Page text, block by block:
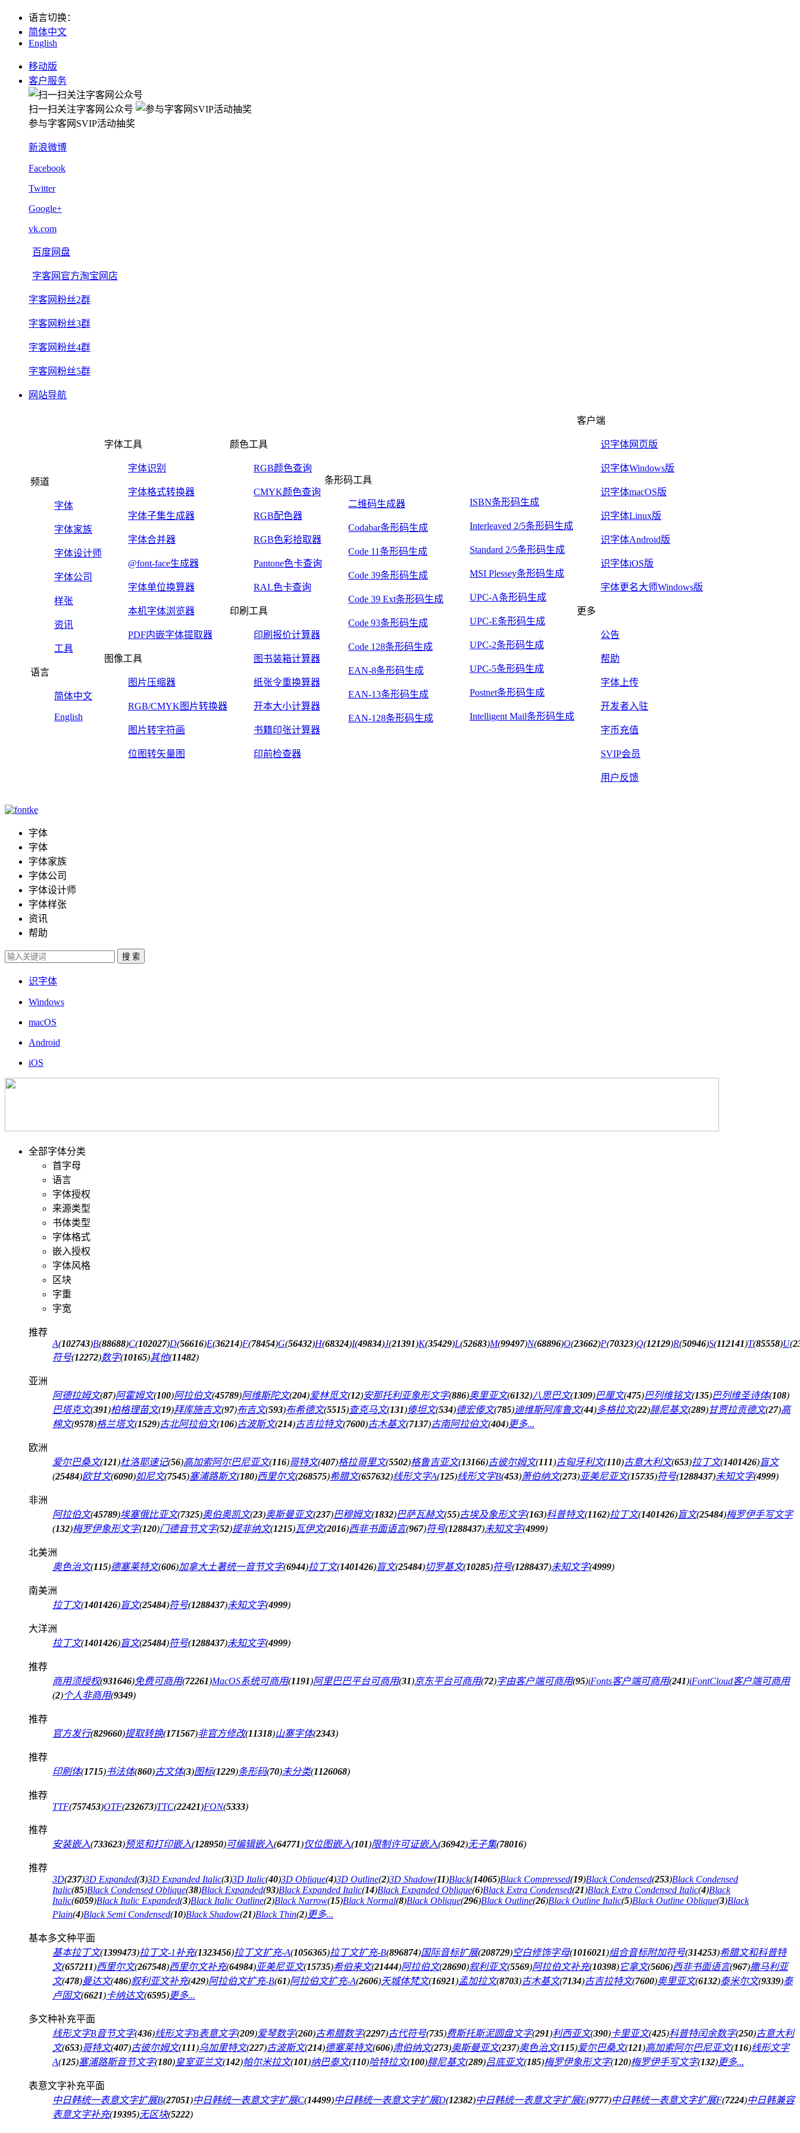
语言切换：
简体中文
English
移动版
客户服务
扫一扫关注字客网公众号
参与字客网SVIP活动抽奖
新浪微博
Facebook
Twitter
Google+
vk.com
百度网盘
字客网官方淘宝网店
字客网粉丝2群
字客网粉丝3群
字客网粉丝4群
字客网粉丝5群
网站导航
频道
字体
字体家族
字体设计师
字体公司
样张
资讯
工具
语言
简体中文
English
字体工具
字体识别
字体格式转换器
字体子集生成器
字体合并器
@font-face生成器
字体单位换算器
本机字体浏览器
PDF内嵌字体提取器
图像工具
图片压缩器
RGB/CMYK图片转换器
图片转字符画
位图转矢量图
颜色工具
RGB颜色查询
CMYK颜色查询
RGB配色器
RGB色彩拾取器
Pantone色卡查询
RAL色卡查询
印刷工具
印刷报价计算器
图书装箱计算器
纸张令重换算器
开本大小计算器
书籍印张计算器
印前检查器
条形码工具
二维码生成器
Codabar条形码生成
Code 11条形码生成
Code 39条形码生成
Code 39 Ext条形码生成
Code 93条形码生成
Code 128条形码生成
EAN-8条形码生成
EAN-13条形码生成
EAN-128条形码生成
ISBN条形码生成
Interleaved 2/5条形码生成
Standard 2/5条形码生成
MSI Plessey条形码生成
UPC-A条形码生成
UPC-E条形码生成
UPC-2条形码生成
UPC-5条形码生成
Postnet条形码生成
Intelligent Mail条形码生成
客户端
识字体网页版
识字体Windows版
识字体macOS版
识字体Linux版
识字体Android版
识字体iOS版
字体更名大师Windows版
更多
公告
帮助
字体上传
开发者入驻
字币充值
SVIP会员
用户反馈
字体
字体
字体家族
字体公司
字体设计师
字体样张
资讯
帮助
识字体
Windows
macOS
Android
iOS
全部字体分类
首字母
语言
字体授权
来源类型
书体类型
字体格式
嵌入授权
字体风格
区块
字重
字宽
推荐
A(102743)B(88688)C(102027)D(56616)E(36214)F(78454)G(56432)H(68324)I(49834)J(21391)K(35429)L(52683)M(99497)N(68896)O(23662)P(70323)Q(12129)R(50946)S(112141)T(85558)U(
符号(12272)数字(10165)其他(11482)
亚洲
阿德拉姆文(87)阿霍姆文(100)阿拉伯文(45789)阿维斯陀文(204)爱林觅文(12)安那托利亚象形文字(886)奥里亚文(6132)八思巴文(1309)巴厘文(475)巴列维铭文(135)巴列维圣诗体(108)
巴塔克文(391)柏格理苗文(19)拜库施吉文(97)布吉文(593)布希德文(5515)查克马文(131)傣坦文(534)德宏傣文(785)迪维斯阿库鲁文(44)多格拉文(22)腓尼基文(289)甘贾拉贡德文(27)高
棉文(9578)格兰塔文(1529)古北阿拉伯文(106)古波斯文(214)古吉拉特文(7600)古木基文(7137)古南阿拉伯文(404)更多...
欧洲
爱尔巴桑文(121)杜洛耶速记(56)高加索阿尔巴尼亚文(116)哥特文(407)格拉哥里文(5502)格鲁吉亚文(13166)古彼尔姆文(111)古匈牙利文(110)古意大利文(653)拉丁文(1401426)盲文
(25484)欧甘文(6090)如尼文(7545)塞浦路斯文(180)西里尔文(268575)希腊文(657632)线形文字A(125)线形文字B(453)萧伯纳文(273)亚美尼亚文(15735)符号(1288437)未知文字(4999)
非洲
阿拉伯文(45789)埃塞俄比亚文(7325)奥伯奥凯文(23)奥斯曼亚文(237)巴穆姆文(1832)巴萨瓦赫文(55)古埃及象形文字(163)科普特文(1162)拉丁文(1401426)盲文(25484)梅罗伊手写文字
(132)梅罗伊象形文字(120)门德音节文字(52)提非纳文(1215)瓦伊文(2016)西非书面语言(967)符号(1288437)未知文字(4999)
北美洲
奥色治文(115)德塞莱特文(606)加拿大土著统一音节文字(6944)拉丁文(1401426)盲文(25484)切罗基文(10285)符号(1288437)未知文字(4999)
南美洲
拉丁文(1401426)盲文(25484)符号(1288437)未知文字(4999)
大洋洲
拉丁文(1401426)盲文(25484)符号(1288437)未知文字(4999)
推荐
商用须授权(931646)免费可商用(72261)MacOS系统可商用(1191)阿里巴巴平台可商用(31)京东平台可商用(72)字由客户端可商用(95)iFonts客户端可商用(241)iFontCloud客户端可商用
(2)个人非商用(9349)
推荐
官方发行(829660)提取转换(171567)非官方修改(11318)山寨字体(2343)
推荐
印刷体(1715)书法体(860)古文体(3)图标(1229)条形码(70)未分类(1126068)
推荐
TTF(757453)OTF(232673)TTC(22421)FON(5333)
推荐
安装嵌入(733623)预览和打印嵌入(128950)可编辑嵌入(64771)仅位图嵌入(101)限制许可证嵌入(36942)无子集(78016)
推荐
3D(237)3D Expanded(3)3D Expanded Italic(3)3D Italic(40)3D Oblique(4)3D Outline(2)3D Shadow(11)Black(14065)Black Compressed(19)Black Condensed(253)Black Condensed
Italic(85)Black Condensed Oblique(38)Black Expanded(93)Black Expanded Italic(14)Black Expanded Oblique(6)Black Extra Condensed(21)Black Extra Condensed Italic(4)Black
Italic(6059)Black Italic Expanded(3)Black Italic Outline(2)Black Narrow(15)Black Normal(8)Black Oblique(296)Black Outline(26)Black Outline Italic(5)Black Outline Oblique(3)Black
Plain(4)Black Semi Condensed(10)Black Shadow(21)Black Thin(2)更多...
基本多文种平面
基本拉丁文(1399473)拉丁文-1补充(1323456)拉丁文扩充-A(1056365)拉丁文扩充-B(896874)国际音标扩展(208729)空白修饰字母(1016021)组合音标附加符号(314253)希腊文和科普特
文(657211)西里尔文(267548)西里尔文补充(64984)亚美尼亚文(15735)希伯来文(21444)阿拉伯文(28690)叙利亚文(5569)阿拉伯文补充(10398)它拿文(5606)西非书面语言(967)撒马利亚
文(478)曼达文(486)叙利亚文补充(429)阿拉伯文扩充-B(61)阿拉伯文扩充-A(2606)天城体梵文(16921)孟加拉文(8703)古木基文(7134)古吉拉特文(7600)奥里亚文(6132)泰米尔文(9339)泰
卢固文(6621)卡纳达文(6595)更多...
多文种补充平面
线形文字B音节文字(436)线形文字B表意文字(209)爱琴数字(260)古希腊数字(2297)古代符号(735)费斯托斯泥圆盘文字(291)利西亚文(390)卡里亚文(425)科普特闰余数字(250)古意大利
文(653)哥特文(407)古彼尔姆文(111)乌加里特文(227)古波斯文(214)德塞莱特文(606)肃伯纳文(273)奥斯曼亚文(237)奥色治文(115)爱尔巴桑文(121)高加索阿尔巴尼亚文(116)线形文字
A(125)塞浦路斯音节文字(180)皇室亚兰文(142)帕尔米拉文(101)纳巴泰文(110)哈特拉文(100)腓尼基文(289)吕底亚文(185)梅罗伊象形文字(120)梅罗伊手写文字(132)更多...
表意文字补充平面
中日韩统一表意文字扩展B(27051)中日韩统一表意文字扩展C(14499)中日韩统一表意文字扩展D(12382)中日韩统一表意文字扩展E(9777)中日韩统一表意文字扩展F(7224)中日韩兼容
表意文字补充(19395)无区块(5222)